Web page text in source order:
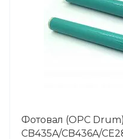
Фотовал (OPC
CB435A/CB436A/